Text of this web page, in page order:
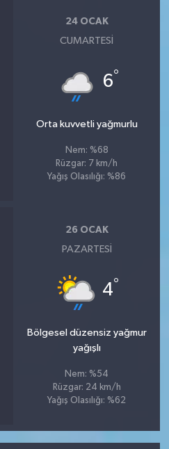
24 OCAK
CUMARTESI
6°
Orta kuvvetli yağmurlu
Nem: %68
Rüzgar: 7 km/h
Yağış Olasılığı: %86
26 OCAK
PAZARTESI
4°
Bölgesel düzensiz yağmur
yağışlı
Nem: %54
Rüzgar: 24 km/h
Yağış Olasılığı: %62